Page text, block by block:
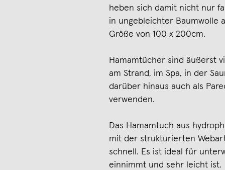
heben sich damit nicht nur
in ungebleichter Baumwolle
Größe von 100 x 200cm.
Hamamtücher sind äußerst
am Strand, im Spa, in der
darüber hinaus auch als
verwenden.
Das Hamamtuch aus
mit der strukturierten
schnell. Es ist ideal für
einnimmt und sehr leicht ist.